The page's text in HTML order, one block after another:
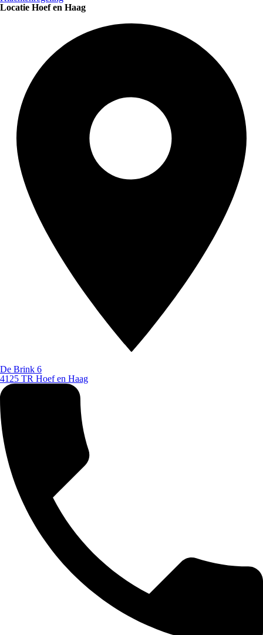
Locatie Hoef en Haag
De Brink 6
4125 TR Hoef en Haag